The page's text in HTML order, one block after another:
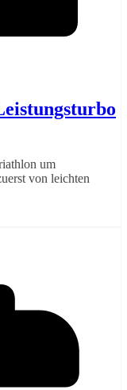
um
von leichten